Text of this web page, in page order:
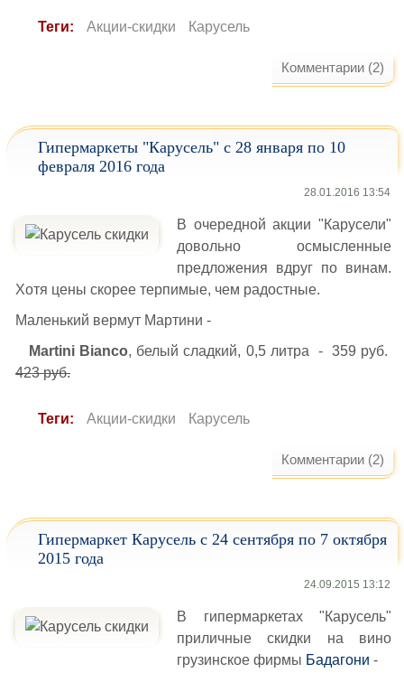
Теги: Акции-скидки Карусель
Комментарии (2)
Гипермаркеты "Карусель" с 28 января по 10
февраля 2016 года
28.01.2016 13:54
В очередной акции "Карусели"
довольно осмысленные
предложения вдруг по винам.
Хотя цены скорее терпимые, чем радостные.
Маленький вермут Мартини -
Martini Bianco, белый сладкий, 0,5 литра - 359 руб.
423 руб.
Теги: Акции-скидки Карусель
Комментарии (2)
Гипермаркет Карусель с 24 сентября по 7 октября
2015 года
24.09.2015 13:12
В гипермаркетах "Карусель"
приличные скидки на вино
грузинское фирмы Бадагони -